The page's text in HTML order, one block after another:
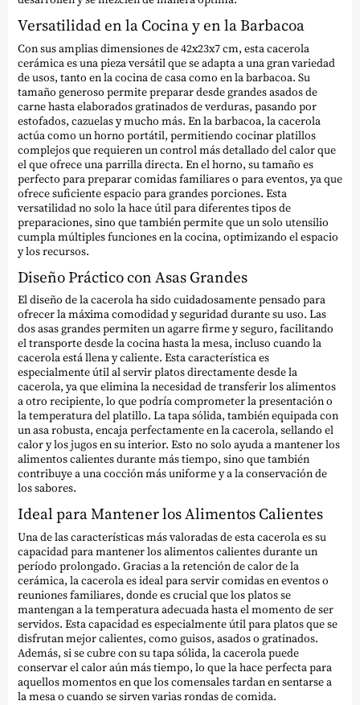
Versatilidad en la Cocina y en la Barbacoa
Con sus amplias dimensiones de 42x23x7 cm, esta cacerola
cerámica es una pieza versátil que se adapta a una gran variedad
de usos, tanto en la cocina de casa como en la barbacoa. Su
tamaño generoso permite preparar desde grandes asados de
carne hasta elaborados gratinados de verduras, pasando por
estofados, cazuelas y mucho más. En la barbacoa, la cacerola
actúa como un horno portátil, permitiendo cocinar platillos
complejos que requieren un control más detallado del calor que
el que ofrece una parrilla directa. En el horno, su tamaño es
perfecto para preparar comidas familiares o para eventos, ya que
ofrece suficiente espacio para grandes porciones. Esta
versatilidad no solo la hace útil para diferentes tipos de
preparaciones, sino que también permite que un solo utensilio
cumpla múltiples funciones en la cocina, optimizando el espacio
y los recursos.
Diseño Práctico con Asas Grandes
El diseño de la cacerola ha sido cuidadosamente pensado para
ofrecer la máxima comodidad y seguridad durante su uso. Las
dos asas grandes permiten un agarre firme y seguro, facilitando
el transporte desde la cocina hasta la mesa, incluso cuando la
cacerola está llena y caliente. Esta característica es
especialmente útil al servir platos directamente desde la
cacerola, ya que elimina la necesidad de transferir los alimentos
a otro recipiente, lo que podría comprometer la presentación o
la temperatura del platillo. La tapa sólida, también equipada con
un asa robusta, encaja perfectamente en la cacerola, sellando el
calor y los jugos en su interior. Esto no solo ayuda a mantener los
alimentos calientes durante más tiempo, sino que también
contribuye a una cocción más uniforme y a la conservación de
los sabores.
Ideal para Mantener los Alimentos Calientes
Una de las características más valoradas de esta cacerola es su
capacidad para mantener los alimentos calientes durante un
período prolongado. Gracias a la retención de calor de la
cerámica, la cacerola es ideal para servir comidas en eventos o
reuniones familiares, donde es crucial que los platos se
mantengan a la temperatura adecuada hasta el momento de ser
servidos. Esta capacidad es especialmente útil para platos que se
disfrutan mejor calientes, como guisos, asados o gratinados.
Además, si se cubre con su tapa sólida, la cacerola puede
conservar el calor aún más tiempo, lo que la hace perfecta para
aquellos momentos en que los comensales tardan en sentarse a
la mesa o cuando se sirven varias rondas de comida.